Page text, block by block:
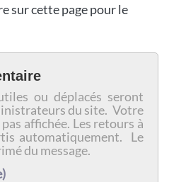
sur cette page pour le
ou déplacés seront
du site. Votre
affichée. Les retours à
automatiquement. Le
du message.